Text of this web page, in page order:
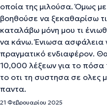
οποία της μιλούσα. Όμως
βοηθούσε να ξεκαθαρίσω
καταλάβω μόνη μου τι
να κάνω. Ένιωσα ασφάλεια
πραγματικό ενδιαφέρον.
10,000 λέξεων για το πόσα
το οτι τη συστησα σε ολες
παντα.
21 Φεβρουαρίου 2025